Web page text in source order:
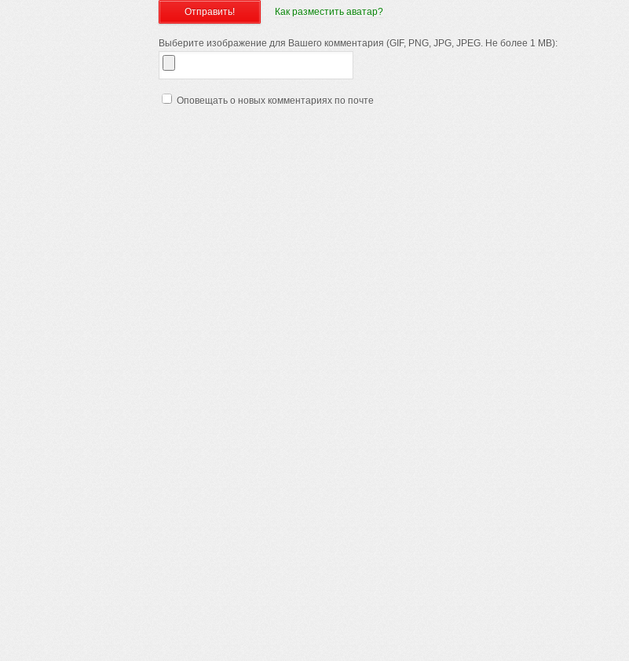
Как разместить аватар?
Выберите изображение для Вашего комментария (GIF, PNG, JPG, JPEG. Не более 1 MB):
Оповещать о новых комментариях по почте